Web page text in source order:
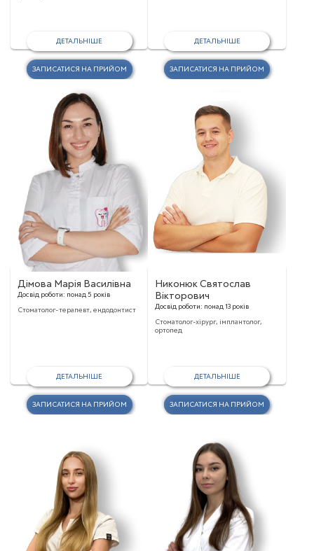
ДЕТАЛЬНІШЕ
ЗАПИСАТИСЯ НА ПРИЙОМ
ДЕТАЛЬНІШЕ
ЗАПИСАТИСЯ НА ПРИЙОМ
Дімова Марія Василівна
Досвід роботи: понад 5 років
Стоматолог-терапевт, ендодонтист
ДЕТАЛЬНІШЕ
ЗАПИСАТИСЯ НА ПРИЙОМ
Никонюк Святослав
Вікторович
Досвід роботи: понад 13 років
Стоматолог-хірург, імплантолог,
ортопед
ДЕТАЛЬНІШЕ
ЗАПИСАТИСЯ НА ПРИЙОМ